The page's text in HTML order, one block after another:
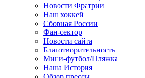
Новости Фратрии
Наш хоккей
Сборная России
Фан-cектор
Новости сайта
Благотворительность
Мини-футбол/Пляжка
Наша История
Обзор прессы